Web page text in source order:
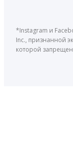
*Instagram и
Inc., признанной
которой